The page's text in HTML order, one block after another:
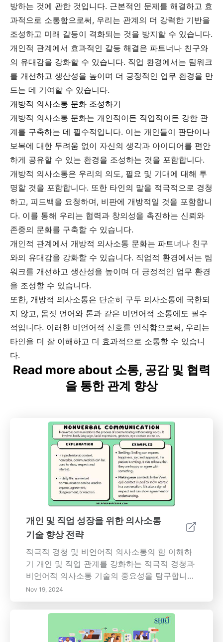
방하는 것에 관한 것입니다. 근본적인 문제를 해결하고 효
과적으로 소통함으로써, 우리는 관계의 더 강력한 기반을
조성하고 미래 갈등이 격화되는 것을 방지할 수 있습니다.
개인적 관계에서 효과적인 갈등 해결은 파트너나 친구와
의 유대감을 강화할 수 있습니다. 직업 환경에서는 팀워크
를 개선하고 생산성을 높이며 더 긍정적인 업무 환경을 만
드는 데 기여할 수 있습니다.
개방적 의사소통 문화 조성하기
개방적 의사소통 문화는 개인적이든 직업적이든 강한 관
계를 구축하는 데 필수적입니다. 이는 개인들이 판단이나
보복에 대한 두려움 없이 자신의 생각과 아이디어를 편안
하게 공유할 수 있는 환경을 조성하는 것을 포함합니다.
개방적 의사소통은 우리의 의도, 필요 및 기대에 대해 투
명할 것을 포함합니다. 또한 타인의 말을 적극적으로 경청
하고, 피드백을 요청하며, 비판에 개방적일 것을 포함합니
다. 이를 통해 우리는 협력과 창의성을 촉진하는 신뢰와
존중의 문화를 구축할 수 있습니다.
개인적 관계에서 개방적 의사소통 문화는 파트너나 친구
와의 유대감을 강화할 수 있습니다. 직업적 환경에서는 팀
워크를 개선하고 생산성을 높이며 더 긍정적인 업무 환경
을 조성할 수 있습니다.
또한, 개방적 의사소통은 단순히 구두 의사소통에 국한되
지 않고, 몸짓 언어와 톤과 같은 비언어적 소통에도 필수
적입니다. 이러한 비언어적 신호를 인식함으로써, 우리는
타인을 더 잘 이해하고 더 효과적으로 소통할 수 있습니
다.
Read more about 소통, 공감 및 협력
을 통한 관계 향상
개인 및 직업 성장을 위한 의사소통
기술 향상 전략
적극적 경청 및 비언어적 의사소통의 힘 이해하
기 개인 및 직업 관계를 강화하는 적극적 경청과
비언어적 의사소통 기술의 중요성을 탐구합니다.
적극적 경청이 언어적 및 비언어적 신호에 집중
함으로써 더 깊은 연결을 촉진하고 이해의 장벽
을 극복하며 효과적인 경청 전략을 구현하는 방
법을 발견하십시오. 의사소통에서 바디 랭귀지와
감정 지능의 영향을 배우고, 더욱 생산적인 상호
Nov 19, 2024